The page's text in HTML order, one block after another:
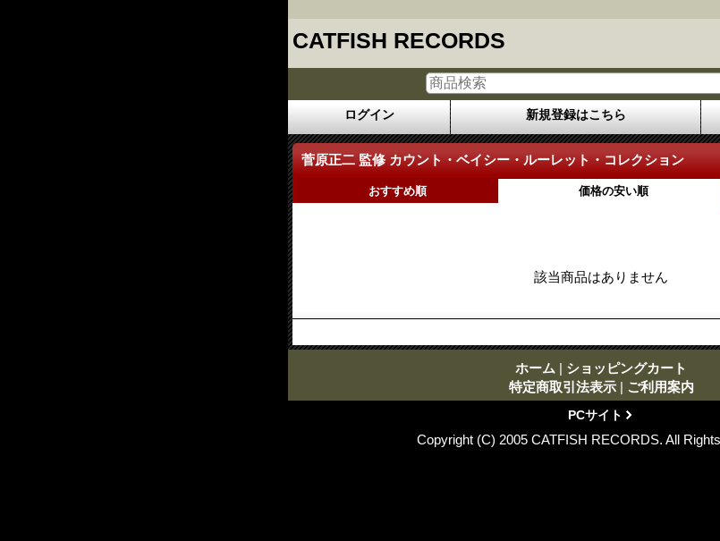
CATFISH RECORDS
ログイン 新規登録はこちら
菅原正二 監修 カウント・ベイシー・ルーレット・コレクション
おすすめ順 価格の安い順
該当商品はありません
ホーム | ショッピングカート
特定商取引法表示 | ご利用案内
PCサイト
Copyright (C) 2005 CATFISH RECORDS. All